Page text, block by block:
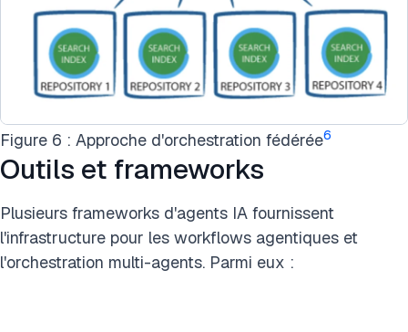
Figure 6 : Approche d'orchestration fédérée6
Outils et frameworks
Plusieurs frameworks d'agents IA fournissent
l'infrastructure pour les workflows agentiques et
l'orchestration multi-agents. Parmi eux :